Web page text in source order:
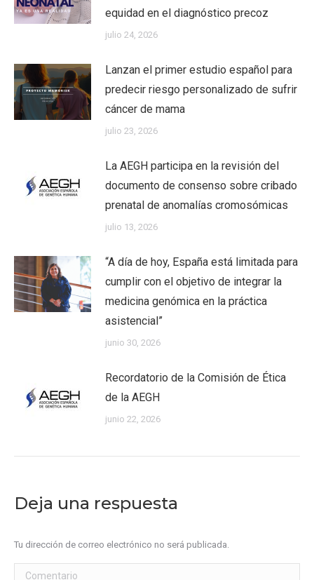
equidad en el diagnóstico precoz
julio 24, 2026
Lanzan el primer estudio español para
predecir riesgo personalizado de sufrir
cáncer de mama
julio 23, 2026
La AEGH participa en la revisión del
documento de consenso sobre cribado
prenatal de anomalías cromosómicas
julio 13, 2026
“A día de hoy, España está limitada para
cumplir con el objetivo de integrar la
medicina genómica en la práctica
asistencial”
junio 30, 2026
Recordatorio de la Comisión de Ética
de la AEGH
junio 22, 2026
Deja una respuesta
Tu dirección de correo electrónico no será publicada.
Comentario